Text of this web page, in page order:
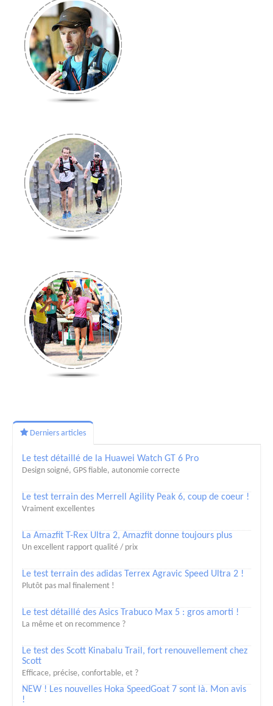
Derniers articles
Le test détaillé de la Huawei Watch GT 6 Pro
Design soigné, GPS fiable, autonomie correcte
Le test terrain des Merrell Agility Peak 6, coup de coeur !
Vraiment excellentes
La Amazfit T-Rex Ultra 2, Amazfit donne toujours plus
Un excellent rapport qualité / prix
Le test terrain des adidas Terrex Agravic Speed Ultra 2 !
Plutôt pas mal finalement !
Le test détaillé des Asics Trabuco Max 5 : gros amorti !
La même et on recommence ?
Le test des Scott Kinabalu Trail, fort renouvellement chez
Scott
Efficace, précise, confortable, et ?
NEW ! Les nouvelles Hoka SpeedGoat 7 sont là. Mon avis
!